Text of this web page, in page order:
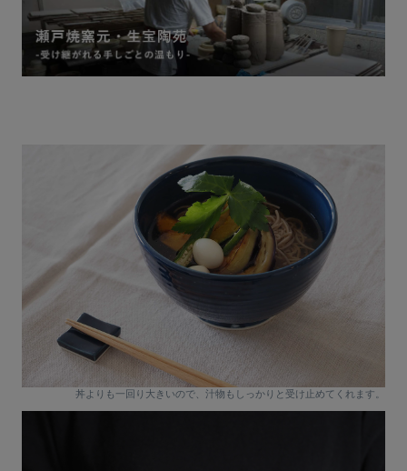
丼よりも一回り大きいので、汁物もしっかりと受け止めてくれます。